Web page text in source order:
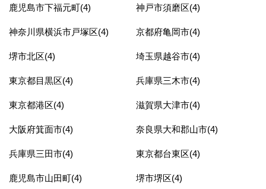
鹿児島市下福元町(4) 神戸市須磨区(4)
神奈川県横浜市戸塚区(4) 京都府亀岡市(4)
堺市北区(4) 埼玉県越谷市(4)
東京都目黒区(4) 兵庫県三木市(4)
東京都港区(4) 滋賀県大津市(4)
大阪府箕面市(4) 奈良県大和郡山市(4)
兵庫県三田市(4) 東京都台東区(4)
鹿児島市山田町(4) 堺市堺区(4)